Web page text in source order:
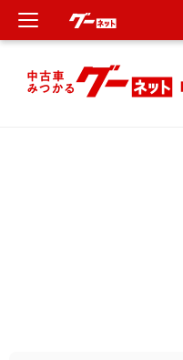
新車